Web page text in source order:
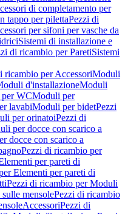
di completamento per
tappo per pilettaPezzi di
per sifoni per vasche da
Sistemi di installazione e
di ricambio per ParetiSistemi
ricambio per AccessoriModuli
d'installazioneModuli
WCModuli per
lavabiModuli per bidetPezzi
per orinatoiPezzi di
per docce con scarico a
docce con scarico a
Pezzi di ricambio per
per pareti di
Elementi per pareti di
Pezzi di ricambio per Moduli
mensolePezzi di ricambio
AccessoriPezzi di